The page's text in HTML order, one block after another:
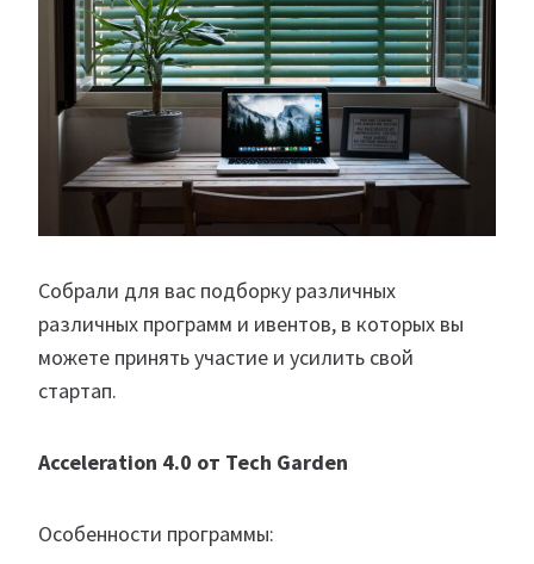
Собрали для вас подборку различных
различных программ и ивентов, в которых вы
можете принять участие и усилить свой
стартап.
Acceleration 4.0 от Tech Garden
Особенности программы: